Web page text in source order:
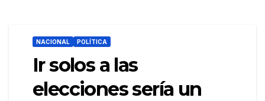
NACIONAL POLÍTICA
Ir solos a las
elecciones sería un